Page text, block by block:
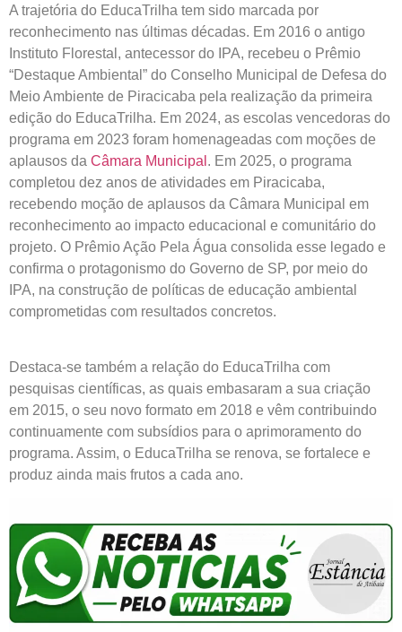
A trajetória do EducaTrilha tem sido marcada por
reconhecimento nas últimas décadas. Em 2016 o antigo
Instituto Florestal, antecessor do IPA, recebeu o Prêmio
“Destaque Ambiental” do Conselho Municipal de Defesa do
Meio Ambiente de Piracicaba pela realização da primeira
edição do EducaTrilha. Em 2024, as escolas vencedoras do
programa em 2023 foram homenageadas com moções de
aplausos da Câmara Municipal . Em 2025, o programa
completou dez anos de atividades em Piracicaba,
recebendo moção de aplausos da Câmara Municipal em
reconhecimento ao impacto educacional e comunitário do
projeto. O Prêmio Ação Pela Água consolida esse legado e
confirma o protagonismo do Governo de SP, por meio do
IPA, na construção de políticas de educação ambiental
comprometidas com resultados concretos.
Destaca-se também a relação do EducaTrilha com
pesquisas científicas, as quais embasaram a sua criação
em 2015, o seu novo formato em 2018 e vêm contribuindo
continuamente com subsídios para o aprimoramento do
programa. Assim, o EducaTrilha se renova, se fortalece e
produz ainda mais frutos a cada ano.